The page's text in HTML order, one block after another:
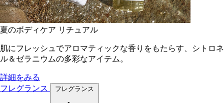
夏のボディケア リチュアル
肌にフレッシュでアロマティックな香りをもたらす、シトロネ
ル＆ゼラニウムの多彩なアイテム。
詳細をみる
フレグランス
フレグランス